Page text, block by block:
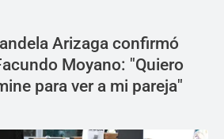
Arizaga confirmó
Moyano: "Quiero
para ver a mi pareja"